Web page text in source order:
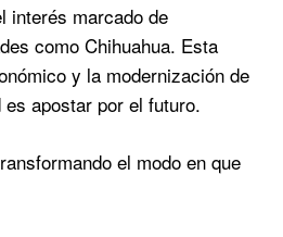
interés marcado de
como Chihuahua. Esta
y la modernización de
apostar por el futuro.
el modo en que